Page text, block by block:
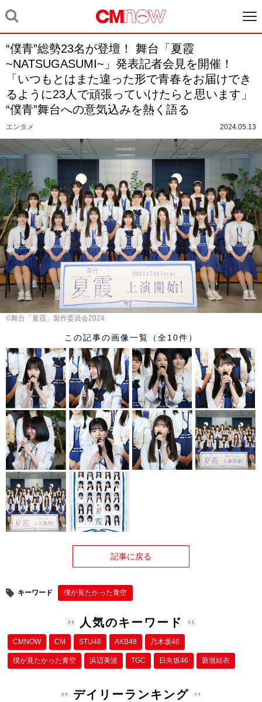
“僕青”総勢23名が登壇！ 舞台「夏霞
~NATSUGASUMI~」発表記者会見を開催！
「いつもとはまた違った形で青春をお届けでき
るように23人で頑張っていけたらと思います」
“僕青”舞台への意気込みを熱く語る
エンタメ 2024.05.13
©舞台「夏霞」製作委員会2024
この記事の画像一覧（全10件）
記事に戻る
キーワード 僕が⾒たかった⻘空
人気のキーワード
CMNOW CM STU48 AKB48 乃木坂46
僕が⾒たかった⻘空 浜辺美波 TGC 日向坂46 新垣結衣
デイリーランキング